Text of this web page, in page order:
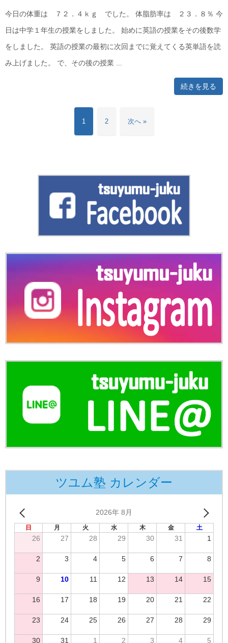
今日の体重は ７２．４ｋｇ でした。 体脂肪率は ２３．８％ 今
日は中学１年生の授業をしました。 始めに英語の授業をその後数学
をしました。 英語の授業の最初に次回までに覚えてくる英単語を読
み上げました。 で、その後の授業 ...
続きを見る
1 2 次へ »
ツユム塾 カレンダー
2026年 8月
日 月 火 水 木 金 土
26 27 28 29 30 31 1
2 3 4 5 6 7 8
9 10 11 12 13 14 15
16 17 18 19 20 21 22
23 24 25 26 27 28 29
30 31 1 2 3 4 5